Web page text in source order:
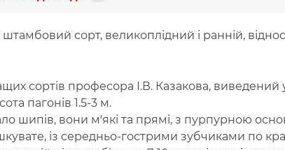
сорт, великоплідний і ранній,
сортів професора І.В. Казакова, виведений
пагонів 1.5-3 м.
шипів, вони м'які та прямі, з пурпурною
із середньо-гострими зубчиками по